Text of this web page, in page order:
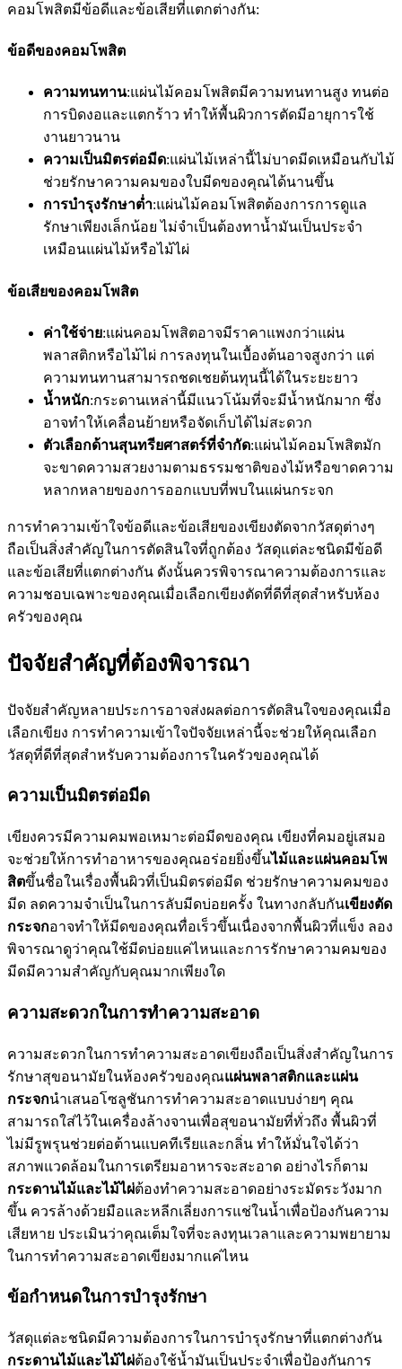
คอมโพสิตมีข้อดีและข้อเสียที่แตกต่างกัน:
ข้อดีของคอมโพสิต
ความทนทาน:แผ่นไม้คอมโพสิตมีความทนทานสูง ทนต่อ
การบิดงอและแตกร้าว ทำให้พื้นผิวการตัดมีอายุการใช้
งานยาวนาน
ความเป็นมิตรต่อมีด:แผ่นไม้เหล่านี้ไม่บาดมีดเหมือนกับไม้
ช่วยรักษาความคมของใบมีดของคุณได้นานขึ้น
การบำรุงรักษาต่ำ:แผ่นไม้คอมโพสิตต้องการการดูแล
รักษาเพียงเล็กน้อย ไม่จำเป็นต้องทาน้ำมันเป็นประจำ
เหมือนแผ่นไม้หรือไม้ไผ่
ข้อเสียของคอมโพสิต
ค่าใช้จ่าย:แผ่นคอมโพสิตอาจมีราคาแพงกว่าแผ่น
พลาสติกหรือไม้ไผ่ การลงทุนในเบื้องต้นอาจสูงกว่า แต่
ความทนทานสามารถชดเชยต้นทุนนี้ได้ในระยะยาว
น้ำหนัก:กระดานเหล่านี้มีแนวโน้มที่จะมีน้ำหนักมาก ซึ่ง
อาจทำให้เคลื่อนย้ายหรือจัดเก็บได้ไม่สะดวก
ตัวเลือกด้านสุนทรียศาสตร์ที่จำกัด:แผ่นไม้คอมโพสิตมัก
จะขาดความสวยงามตามธรรมชาติของไม้หรือขาดความ
หลากหลายของการออกแบบที่พบในแผ่นกระจก
การทำความเข้าใจข้อดีและข้อเสียของเขียงตัดจากวัสดุต่างๆ
ถือเป็นสิ่งสำคัญในการตัดสินใจที่ถูกต้อง วัสดุแต่ละชนิดมีข้อดี
และข้อเสียที่แตกต่างกัน ดังนั้นควรพิจารณาความต้องการและ
ความชอบเฉพาะของคุณเมื่อเลือกเขียงตัดที่ดีที่สุดสำหรับห้อง
ครัวของคุณ
ปัจจัยสำคัญที่ต้องพิจารณา
ปัจจัยสำคัญหลายประการอาจส่งผลต่อการตัดสินใจของคุณเมื่อ
เลือกเขียง การทำความเข้าใจปัจจัยเหล่านี้จะช่วยให้คุณเลือก
วัสดุที่ดีที่สุดสำหรับความต้องการในครัวของคุณได้
ความเป็นมิตรต่อมีด
เขียงควรมีความคมพอเหมาะต่อมีดของคุณ เขียงที่คมอยู่เสมอ
จะช่วยให้การทำอาหารของคุณอร่อยยิ่งขึ้นไม้และแผ่นคอมโพ
สิตขึ้นชื่อในเรื่องพื้นผิวที่เป็นมิตรต่อมีด ช่วยรักษาความคมของ
มีด ลดความจำเป็นในการลับมีดบ่อยครั้ง ในทางกลับกันเขียงตัด
กระจกอาจทำให้มีดของคุณทื่อเร็วขึ้นเนื่องจากพื้นผิวที่แข็ง ลอง
พิจารณาดูว่าคุณใช้มีดบ่อยแค่ไหนและการรักษาความคมของ
มีดมีความสำคัญกับคุณมากเพียงใด
ความสะดวกในการทำความสะอาด
ความสะดวกในการทำความสะอาดเขียงถือเป็นสิ่งสำคัญในการ
รักษาสุขอนามัยในห้องครัวของคุณแผ่นพลาสติกและแผ่น
กระจกนำเสนอโซลูชันการทำความสะอาดแบบง่ายๆ คุณ
สามารถใส่ไว้ในเครื่องล้างจานเพื่อสุขอนามัยที่ทั่วถึง พื้นผิวที่
ไม่มีรูพรุนช่วยต่อต้านแบคทีเรียและกลิ่น ทำให้มั่นใจได้ว่า
สภาพแวดล้อมในการเตรียมอาหารจะสะอาด อย่างไรก็ตาม
กระดานไม้และไม้ไผ่ต้องทำความสะอาดอย่างระมัดระวังมาก
ขึ้น ควรล้างด้วยมือและหลีกเลี่ยงการแช่ในน้ำเพื่อป้องกันความ
เสียหาย ประเมินว่าคุณเต็มใจที่จะลงทุนเวลาและความพยายาม
ในการทำความสะอาดเขียงมากแค่ไหน
ข้อกำหนดในการบำรุงรักษา
วัสดุแต่ละชนิดมีความต้องการในการบำรุงรักษาที่แตกต่างกัน
กระดานไม้และไม้ไผ่ต้องใช้น้ำมันเป็นประจำเพื่อป้องกันการ